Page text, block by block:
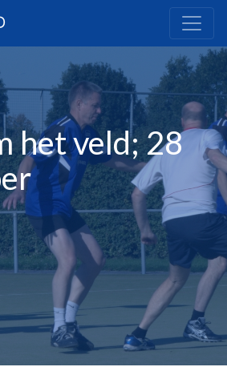
het veld; 28